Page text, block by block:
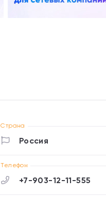
Страна
Россия
Телефон
+7-903-12-11-555